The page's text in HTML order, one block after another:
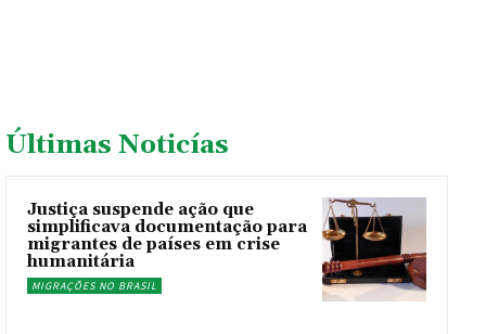
Últimas Noticías
Justiça suspende ação que
simplificava documentação para
migrantes de países em crise
humanitária
MIGRAÇÕES NO BRASIL